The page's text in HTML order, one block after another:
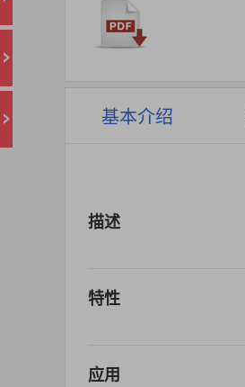
基本介绍
描述
特性
应用